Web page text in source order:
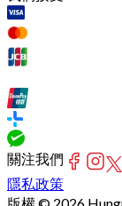
關注我們
隱私政策
版權 © 2026